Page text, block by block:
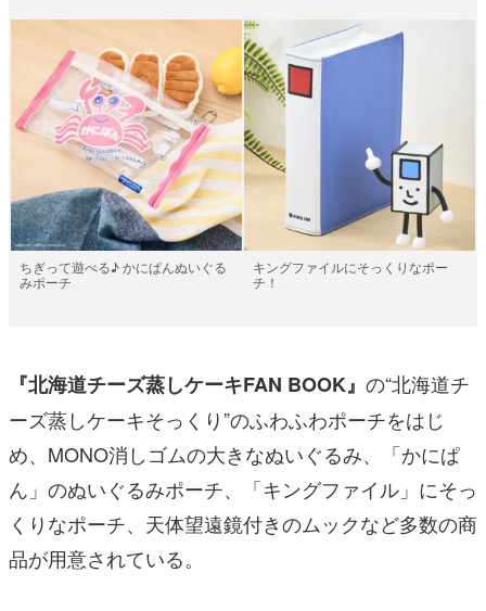
ちぎって遊べる♪ かにぱんぬいぐる
みポーチ
キングファイルにそっくりなポー
チ！
『北海道チーズ蒸しケーキFAN BOOK』 の“北海道チ
ーズ蒸しケーキそっくり”のふわふわポーチをはじ
め、MONO消しゴムの大きなぬいぐるみ、「かにぱ
ん」のぬいぐるみポーチ、「キングファイル」にそっ
くりなポーチ、天体望遠鏡付きのムックなど多数の商
品が用意されている。